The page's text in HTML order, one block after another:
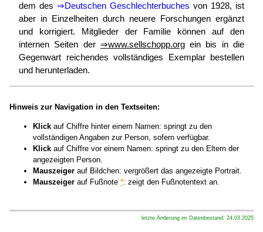
dem des ⇒Deutschen Geschlechterbuches von 1928, ist
aber in Einzelheiten durch neuere Forschungen ergänzt
und korrigiert. Mitglieder der Familie können auf den
internen Seiten der ⇒www.sellschopp.orgein bis in die
Gegenwart reichendes vollständiges Exemplar bestellen
und herunterladen.
Hinweis zur Navigation in den Textseiten:
Klick auf Chiffre hinter einem Namen: springt zu den
vollständigen Angaben zur Person, sofern verfügbar.
Klick auf Chiffre vor einem Namen: springt zu den Eltern der
angezeigten Person.
Mauszeiger auf Bildchen: vergrößert das angezeigte Portrait.
Mauszeiger auf Fußnote *: zeigt den Fußnotentext an.
letzte Änderung im Datenbestand: 24.03.2025